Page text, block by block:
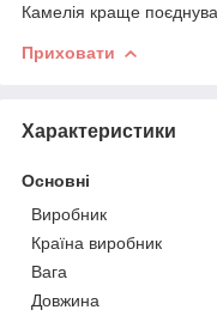
Камелія краще
Приховати
Характеристики
Основні
Виробник
Країна виробник
Вага
Довжина